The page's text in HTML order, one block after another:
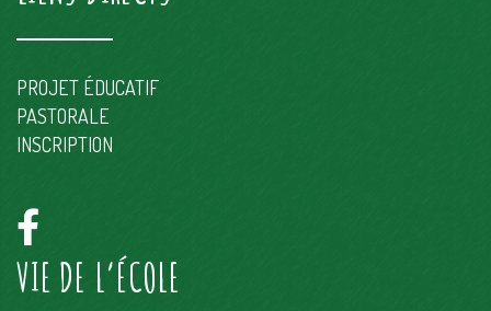
PROJET ÉDUCATIF
PASTORALE
INSCRIPTION
VIE DE L’ÉCOLE